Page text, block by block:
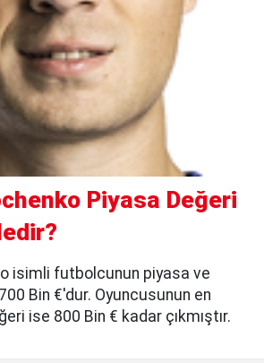
Piyasa Değeri
isimli futbolcunun piyasa ve
Bin €'dur. Oyuncusunun en
ise 800 Bin € kadar çıkmıştır.